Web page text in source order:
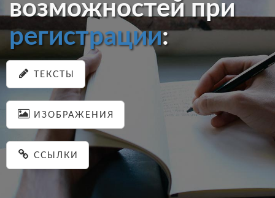
возможностей при
регистрации:
ТЕКСТЫ
ИЗОБРАЖЕНИЯ
ССЫЛКИ